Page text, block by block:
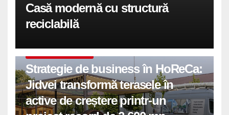
Casă modernă cu structură
reciclabilă
Strategie de business în HoReCa:
Jidvei transformă terasele în
active de creștere printr-un